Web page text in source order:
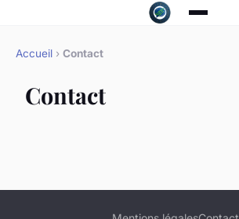
Accueil › Contact
Contact